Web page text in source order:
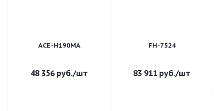
ACE-H190MA
48 356руб./шт
FH-7524
83 911 руб./шт